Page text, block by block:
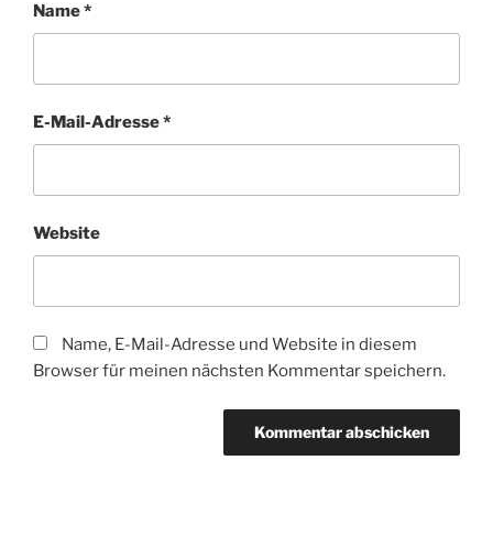
Name*
E-Mail-Adresse*
Website
Name, E-Mail-Adresse und Website in diesem
Browser für meinen nächsten Kommentar speichern.